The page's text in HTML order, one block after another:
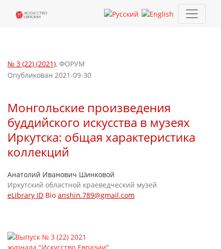
Монгольские произведения буддийского искусства в
№ 3 (22) (2021), ФОРУМ
Монгольские произведения
буддийского искусства в музеях
Иркутска: общая характеристика
коллекций
Опубликован 2021-09-30
Анатолий Иванович Шинковой
Иркутский областной краеведческий музей
eLibrary ID Bio anshin.789@gmail.com